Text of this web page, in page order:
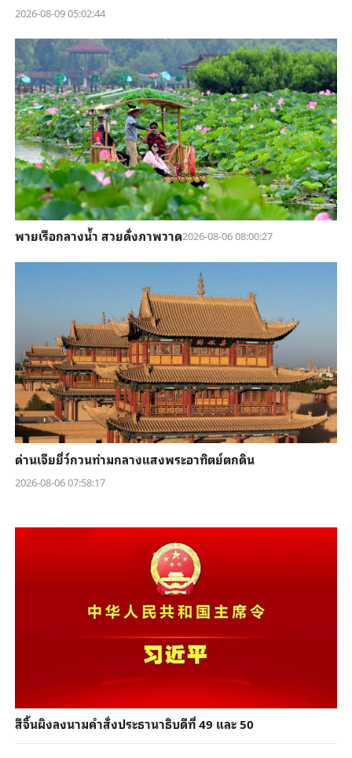
2026-08-09 05:02:44
พายเรือกลางน้ำ สวยดั่งภาพวาด2026-08-06 08:00:27
ด่านเจียยี่ว์กวนท่ามกลางแสงพระอาทิตย์ตกดิน
2026-08-06 07:58:17
สีจิ้นผิงลงนามคำสั่งประธานาธิบดีที่ 49 และ 50